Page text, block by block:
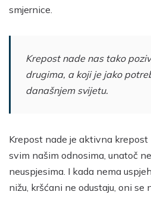
smjernice.
Krepost nade nas tako
drugima, a koji je jako
današnjem svijetu.
Krepost nade je aktivna krepost
svim našim odnosima, unatoč
neuspjesima. I kada nema
nižu, kršćani ne odustaju, oni se